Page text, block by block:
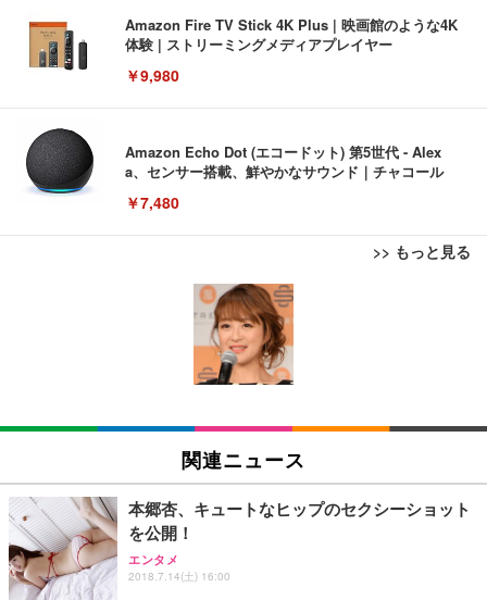
Amazon Fire TV Stick 4K Plus | 映画館のような4K
体験 | ストリーミングメディアプレイヤー
￥9,980
Amazon Echo Dot (エコードット) 第5世代 - Alex
a、センサー搭載、鮮やかなサウンド｜チャコール
￥7,480
>> もっと見る
[EdoErgo] オフィスチェア 椅子 テレワーク 疲れな
い 跳ね上げ式アームレスト コンパクト 約105度ロッ
キング pc 事務椅子 360度回転 座面昇降 強化ナイロ
ン樹脂ベース 通気性メッシュ 在宅ワーク H-WY01
(黒網+黒枠+黒足)
SIHOO B100 オフィスチェア／デスクチェア メッシ
ュチェア 人間工学 疲れない ブラック
￥27,999
Sezlife オフィスチェア デスクチェア 疲れない テレ
ワーク チェア 強化バックレスト 30度ロッキング機
能 人間工学 椅子 腰サポート 90度跳ね上げ式アーム
EIZO ビジネス向けプレミアムモニター | FlexScan
EV3240X-WT | 31.5型4K UHD・USB Type-C・ホワ
EIZO ビジネス向けプレミアムモニター | FlexScan
￥109,572
【純正品】27"ゲーミングモニター DualSense 充電
フック付き（CFI-ZDM1J）
Amazonベーシック ペットシーツ 薄型 レギュラー 1
回使い捨て 無香料 ホワイト 300枚
Amazonベーシック ペットシーツ 厚型 ワイド 42枚
x2袋(84枚) ホワイト(吸収面:ライトブルー)
￥3,234
ネオ・ルーライフ ネオ・オムツ L 中型犬用 26枚入
り 単品
関連ニュース
本郷杏、キュートなヒップのセクシーショット
を公開！
エンタメ
2018.7.14(土) 16:00